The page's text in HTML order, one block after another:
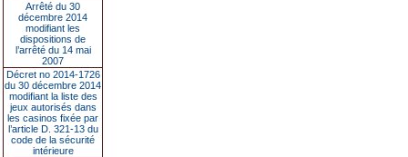
Arrêté du 30
décembre 2014
modifiant les
dispositions de
l’arrêté du 14 mai
2007
Décret no 2014-1726
du 30 décembre 2014
modifiant la liste des
jeux autorisés dans
les casinos fixée par
l’article D. 321-13 du
code de la sécurité
intérieure